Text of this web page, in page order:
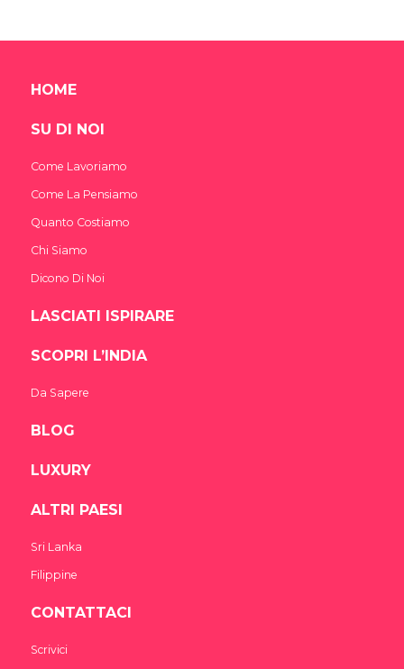
HOME
SU DI NOI
Come Lavoriamo
Come La Pensiamo
Quanto Costiamo
Chi Siamo
Dicono Di Noi
LASCIATI ISPIRARE
SCOPRI L’INDIA
Da Sapere
BLOG
LUXURY
ALTRI PAESI
Sri Lanka
Filippine
CONTATTACI
Scrivici